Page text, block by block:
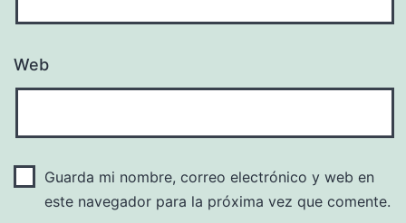
Web
Guarda mi nombre, correo electrónico y web en
este navegador para la próxima vez que comente.